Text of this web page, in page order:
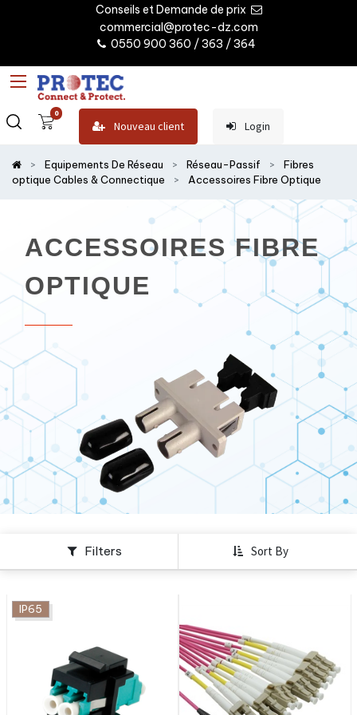
Conseils et Demande de prix
commercial@protec-dz.com
0550 900 360 / 363 / 364
0
Nouveau client Login
Equipements De Réseau Réseau-Passif
Fibres
optique Cables & Connectique
Accessoires Fibre Optique
ACCESSOIRES FIBRE
OPTIQUE
Filters Sort By
IP65